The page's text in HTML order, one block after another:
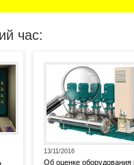
час:
13/11/2016
Об оценке оборудования